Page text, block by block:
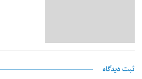
ثبت دیدگاه